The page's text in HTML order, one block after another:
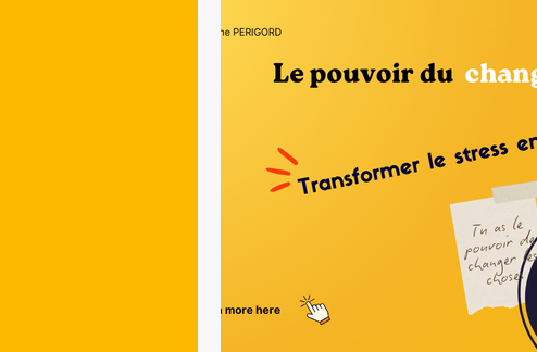
Le changement : une dynamique unive
Coaching personnel et développement